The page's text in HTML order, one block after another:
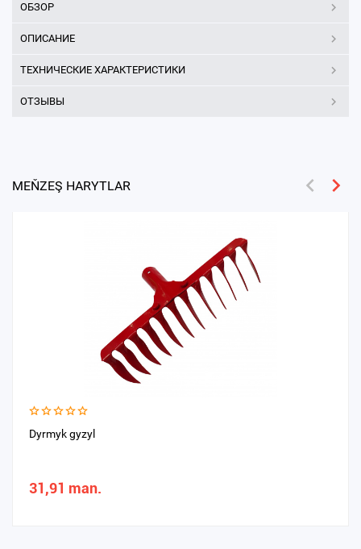
ОБЗОР
ОПИСАНИЕ
ТЕХНИЧЕСКИЕ ХАРАКТЕРИСТИКИ
ОТЗЫВЫ
MEŇZEŞ HARYTLAR
Dyrmyk gyzyl
31,91 man.